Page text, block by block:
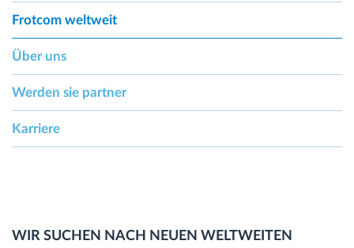
Frotcom weltweit
Über uns
Werden sie partner
Karriere
WIR SUCHEN NACH NEUEN WELTWEITEN